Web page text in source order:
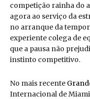
competição rainha do
agora ao serviço da
no arranque da
experiente colega de
que a pausa não
instinto competitivo.
No mais recente
Internacional de